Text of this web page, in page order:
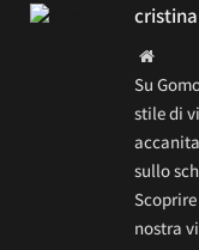
cristina
Website
Su
stile di
sullo
nostra